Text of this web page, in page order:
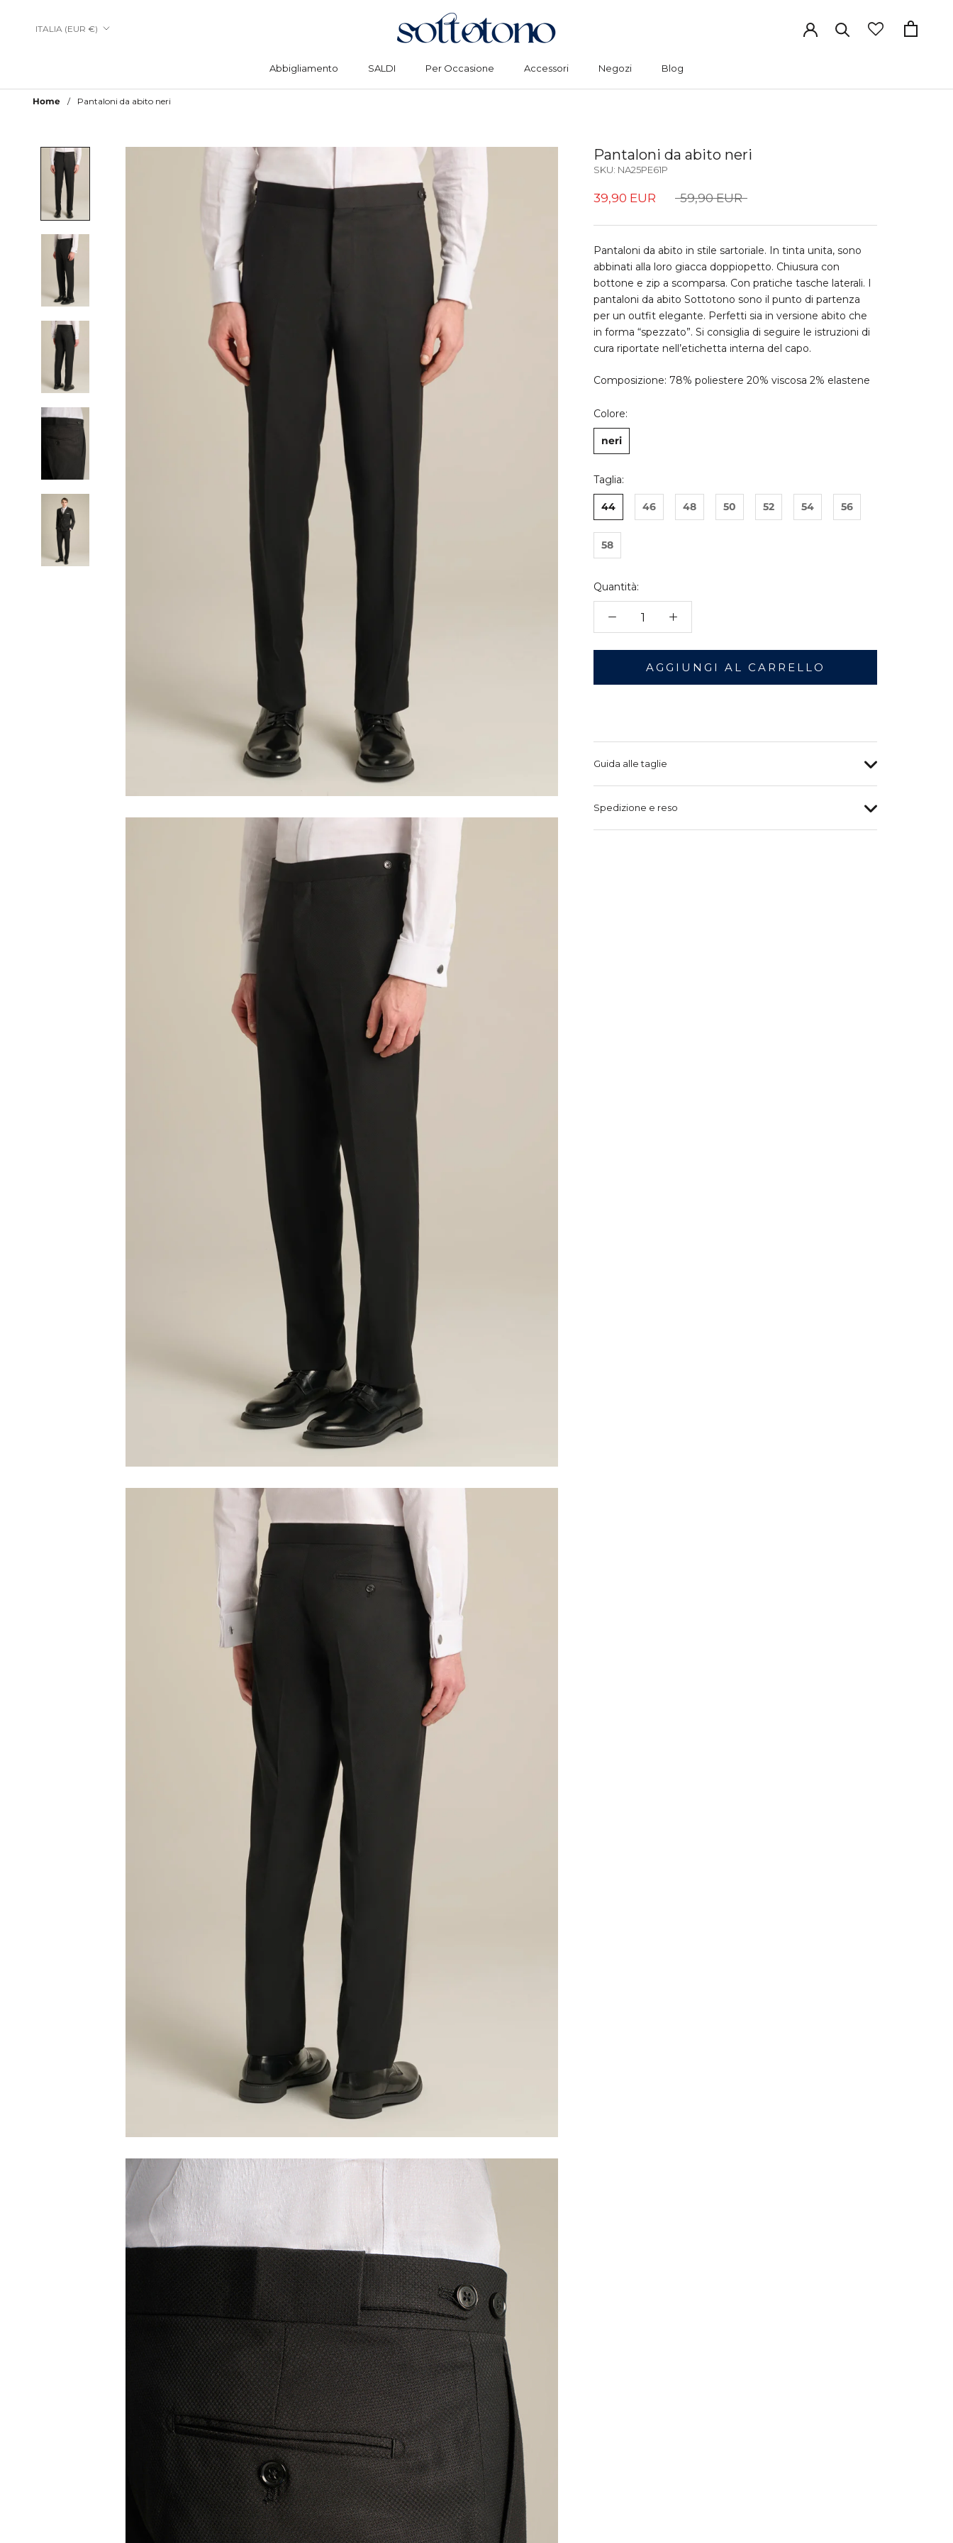
Abbigliamento
SALDI
Per Occasione
Accessori
Negozi
Blog
Paese/Area
ITALIA (EUR €)
Home Pantaloni da abito neri
Aggiungi a Lista Desideri
Pantaloni da abito neri
SKU: NA25PE61P
39,90 EUR 59,90 EUR
Pantaloni da abito in stile sartoriale. In tinta unita, sono
abbinati alla loro giacca doppiopetto. Chiusura con
bottone e zip a scomparsa. Con pratiche tasche laterali. I
pantaloni da abito Sottotono sono il punto di partenza
per un outfit elegante. Perfetti sia in versione abito che
in forma “spezzato”. Si consiglia di seguire le istruzioni di
cura riportate nell’etichetta interna del capo.
Composizione: 78% poliestere 20% viscosa 2% elastene
Colore:
neri
Taglia:
44 46 48 50 52 54 56
58
Quantità:
AGGIUNGI AL CARRELLO
Guida alle taglie
Spedizione e reso